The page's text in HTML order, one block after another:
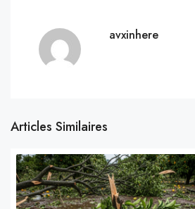
avxinhere
Articles Similaires